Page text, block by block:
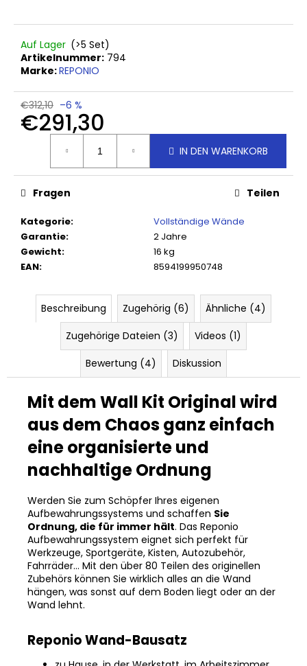
Auf Lager (>5 Set)
Artikelnummer: 794
Marke:REPONIO
€312,10 –6 %
€291,30
IN DEN WARENKORB
Kategorie:
Vollständige Wände
Garantie:
2 Jahre
Gewicht:
16 kg
EAN: 8594199950748
Fragen Teilen
Beschreibung Zugehörig (6)
Ähnliche (4)
Zugehörige Dateien (3)
Videos (1)
Bewertung (4)
Diskussion
Mit dem Wall Kit Original wird
aus dem Chaos ganz einfach
eine organisierte und
nachhaltige Ordnung
Werden Sie zum Schöpfer Ihres eigenen
Aufbewahrungssystems und schaffen Sie
Ordnung, die für immer hält. Das Reponio
Aufbewahrungssystem eignet sich perfekt für
Werkzeuge, Sportgeräte, Kisten, Autozubehör,
Fahrräder... Mit den über 80 Teilen des originellen
Zubehörs können Sie wirklich alles an die Wand
hängen, was sonst auf dem Boden liegt oder an der
Wand lehnt.
Reponio Wand-Bausatz